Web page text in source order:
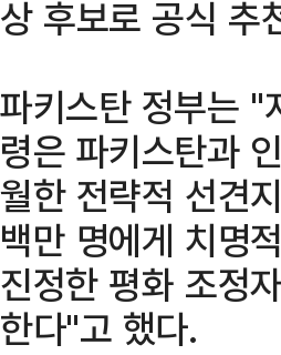
상 후보로 공식 추
파키스탄 정부는 "
령은 파키스탄과
월한 전략적 선견
백만 명에게 치명
진정한 평화 조정
한다"고 했다.